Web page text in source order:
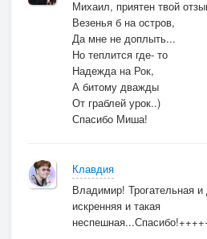
Михаил, приятен твой
Везенья б на остров,
Да мне не доплыть...
Но теплится где- то
Надежда на Рок,
А битому дважды
От граблей урок..)
Спасибо Миша!
Клавдия
Владимир! Трогательная
искренняя и такая